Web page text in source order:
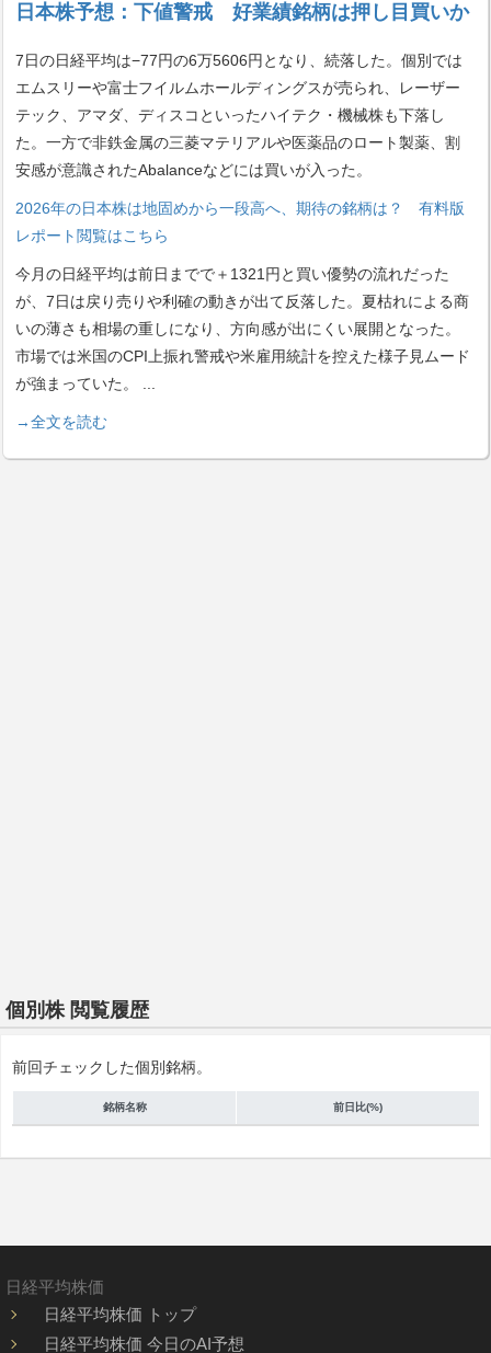
日本株予想：下値警戒 好業績銘柄は押し目買いか
7日の日経平均は−77円の6万5606円となり、続落した。個別では
エムスリーや富士フイルムホールディングスが売られ、レーザー
テック、アマダ、ディスコといったハイテク・機械株も下落し
た。一方で非鉄金属の三菱マテリアルや医薬品のロート製薬、割
安感が意識されたAbalanceなどには買いが入った。
2026年の日本株は地固めから一段高へ、期待の銘柄は？ 有料版
レポート閲覧はこちら
今月の日経平均は前日までで＋1321円と買い優勢の流れだった
が、7日は戻り売りや利確の動きが出て反落した。夏枯れによる商
いの薄さも相場の重しになり、方向感が出にくい展開となった。
市場では米国のCPI上振れ警戒や米雇用統計を控えた様子見ムード
が強まっていた。
→全文を読む
個別株 閲覧履歴
前回チェックした個別銘柄。
銘柄名称 前日比(%)
日経平均株価
日経平均株価 トップ
日経平均株価 今日のAI予想